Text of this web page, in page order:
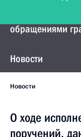
Управление
обращениями
Новости
Новости
О ходе
поручений,